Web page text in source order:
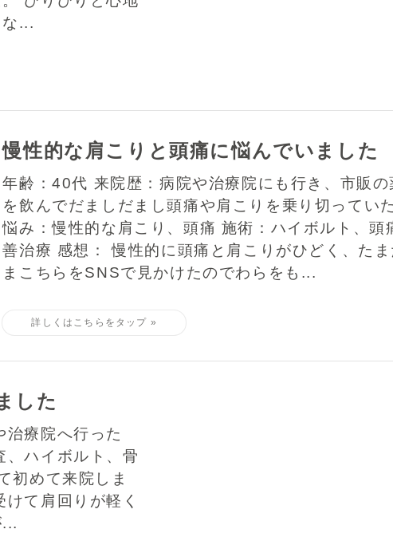
...
慢性的な肩こりと頭痛に悩んでいました
年齢：40代 来院歴：病院や治療院にも行き、市販の
を飲んでだましだまし頭痛や肩こりを乗り切ってい
悩み：慢性的な肩こり、頭痛 施術：ハイボルト、頭
善治療 感想： 慢性的に頭痛と肩こりがひどく、たま
まこちらをSNSで見かけたのでわらをも...
した
療院へ行った
、ハイボルト、骨
初めて来院しま
て肩回りが軽く